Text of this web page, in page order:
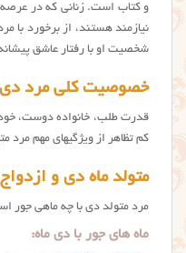
و کتاب است. زنانی که در
نیازمند هستند، از برخورد با
شخصیت او با رفتار عاشق
خصوصیت کلی مرد
قدرت طلب، خانواده دوست،
کم تظاهر از ویژگیهای مهم مرد
متولد ماه دی و
مرد متولد دی با چه ماهی جور
ماه های جور با دی ماه: